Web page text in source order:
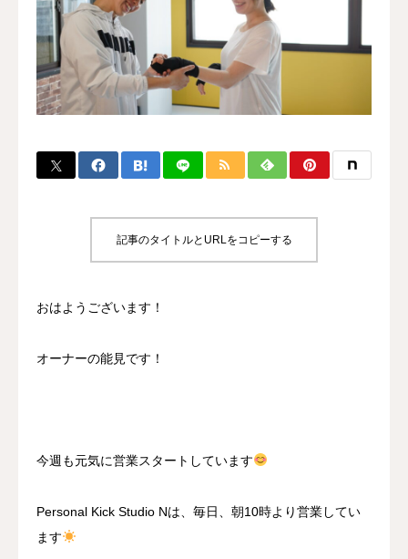
記事のタイトルとURLをコピーする
おはようございます！
オーナーの能見です！
今週も元気に営業スタートしています
Personal Kick Studio Nは、毎日、朝10時より営業してい
ます
MENU
ACCESS
BLOG